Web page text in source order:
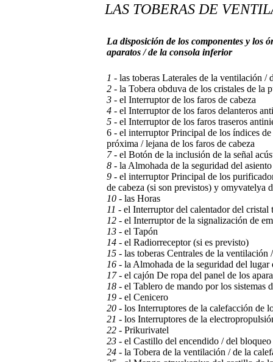
LAS TOBERAS DE
La disposición de los componentes y los
aparatos / de la consola inferior
1 - las toberas Laterales de la ventilación /
2 - la Tobera obduva de los cristales de la
3 - el Interruptor de los faros de cabeza
4 - el Interruptor de los faros delanteros
5 - el Interruptor de los faros traseros
6 - el interruptor Principal de los índices
próxima / lejana de los faros de cabeza
7- el Botón de la inclusión de la señal
8 - la Almohada de la seguridad del
9 - el interruptor Principal de los
de cabeza (si son previstos) y omyvatelya
10 - las Horas
11 - el Interruptor del calentador del cristal
12 - el Interruptor de la signalización de
13 - el Tapón
14 - el Radiorreceptor (si es previsto)
15 - las toberas Centrales de la ventilación
16 - la Almohada de la seguridad del lugar
17- el cajón De ropa del panel de los
18 - el Tablero de mando por los sistemas
19 - el Cenicero
20 - los Interruptores de la calefacción de
21 - los Interruptores de la
22 - Prikurivatel
23 - el Castillo del encendido / del
24 - la Tobera de la ventilación / de la